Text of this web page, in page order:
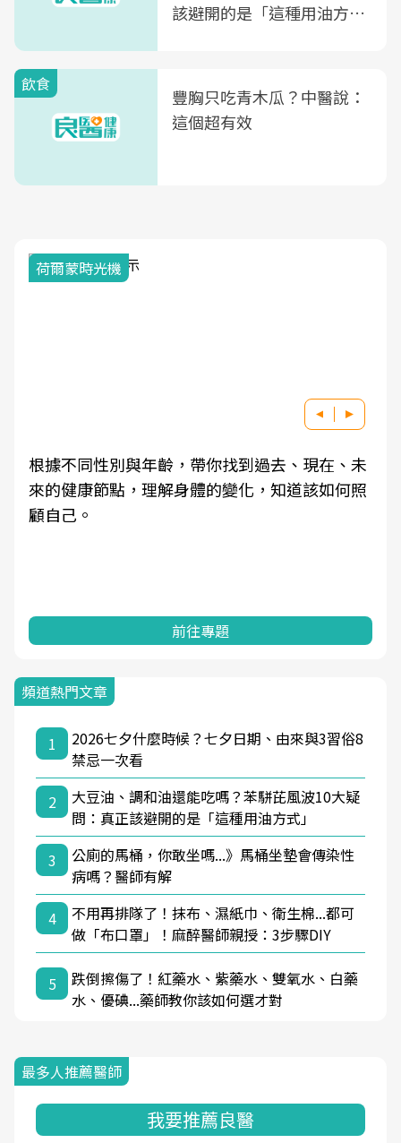
該避開的是「這種用油方
飲食
豐胸只吃青木瓜？中醫說：
這個超有效
荷爾蒙時光機
根據不同性別與年齡，帶你找到過去、現在、未
來的健康節點，理解身體的變化，知道該如何照
顧自己。
前往專題
頻道熱門文章
1
2026七夕什麼時候？七夕日期、由來與3習俗8
禁忌一次看
2
大豆油、調和油還能吃嗎？苯駢芘風波10大疑
問：真正該避開的是「這種用油方式」
3
公廁的馬桶，你敢坐嗎...》馬桶坐墊會傳染性
病嗎？醫師有解
4
不用再排隊了！抹布、濕紙巾、衛生棉...都可
做「布口罩」！麻醉醫師親授：3步驟DIY
5
跌倒擦傷了！紅藥水、紫藥水、雙氧水、白藥
水、優碘...藥師教你該如何選才對
最多人推薦醫師
我要推薦良醫